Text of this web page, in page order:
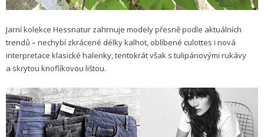
Jarní kolekce Hessnatur zahrnuje modely přesně podle aktuálních
trendů – nechybí zkrácené délky kalhot, oblíbené culottes i nová
interpretace klasické halenky, tentokrát však s tulipánovými rukávy
a skrytou knoflíkovou lištou.